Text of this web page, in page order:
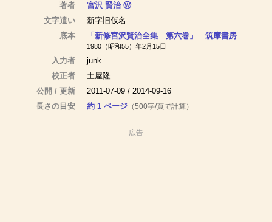
著者
宮沢 賢治 Ⓦ
文字遣い
新字旧仮名
底本
「新修宮沢賢治全集 第六巻」 筑摩書房
1980（昭和55）年2月15日
入力者
junk
校正者
土屋隆
公開 / 更新
2011-07-09 / 2014-09-16
長さの目安
約 1 ページ（500字/頁で計算）
広告